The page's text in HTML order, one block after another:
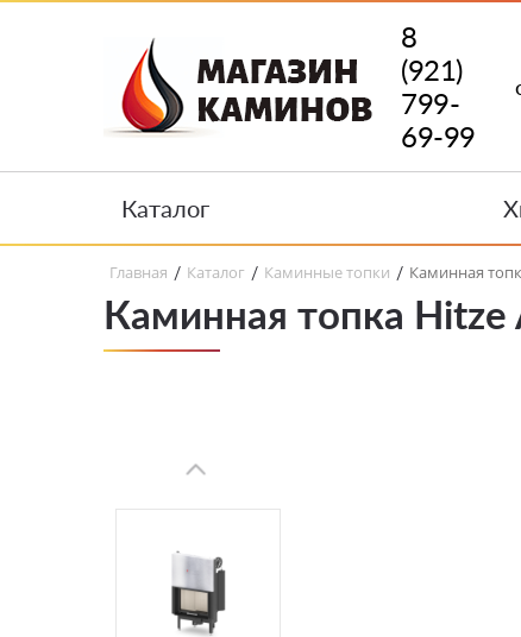
8
(921)
799-
69-99
Каталог
Главная / Каталог / Каминные топки / Каминная
Каминная топка Hitze